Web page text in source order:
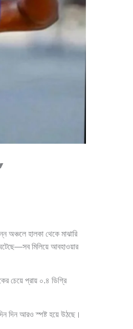
অঞ্চলে হালকা থেকে মাঝারি
মিলিয়ে আবহাওয়ার
চেয়ে প্রায় ০.৪ ডিগ্রি
দিন আরও স্পষ্ট হয়ে উঠছে।